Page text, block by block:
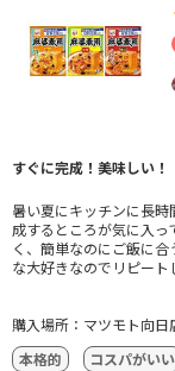
すぐに完成！美味しい！
暑い夏にキッチンに長
成するところが気に入
く、簡単なのにご飯に
な大好きなのでリピート
購入場所：マツモト向日
本格的
コスパがいい